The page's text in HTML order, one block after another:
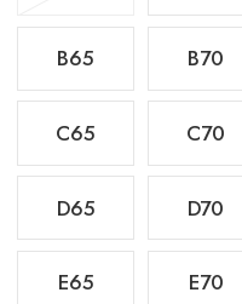
B65 B70
C65 C70
D65 D70
E65 E70